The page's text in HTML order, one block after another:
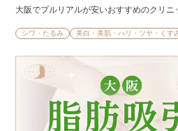
大阪でプルリアルが安いおすすめのクリ
シワ・たるみ 美白・美肌・ハリ・ツヤ・くす